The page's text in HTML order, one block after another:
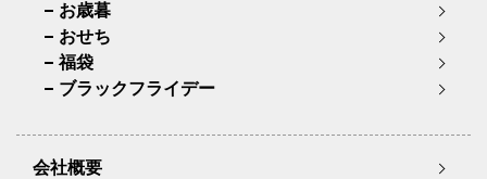
お歳暮
おせち
福袋
ブラックフライデー
会社概要